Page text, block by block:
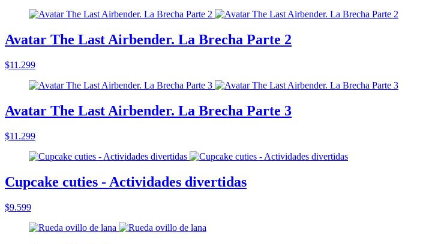
Avatar The Last Airbender. La Brecha Parte 2
$11.299
Avatar The Last Airbender. La Brecha Parte 3
$11.299
Cupcake cuties - Actividades divertidas
$9.599